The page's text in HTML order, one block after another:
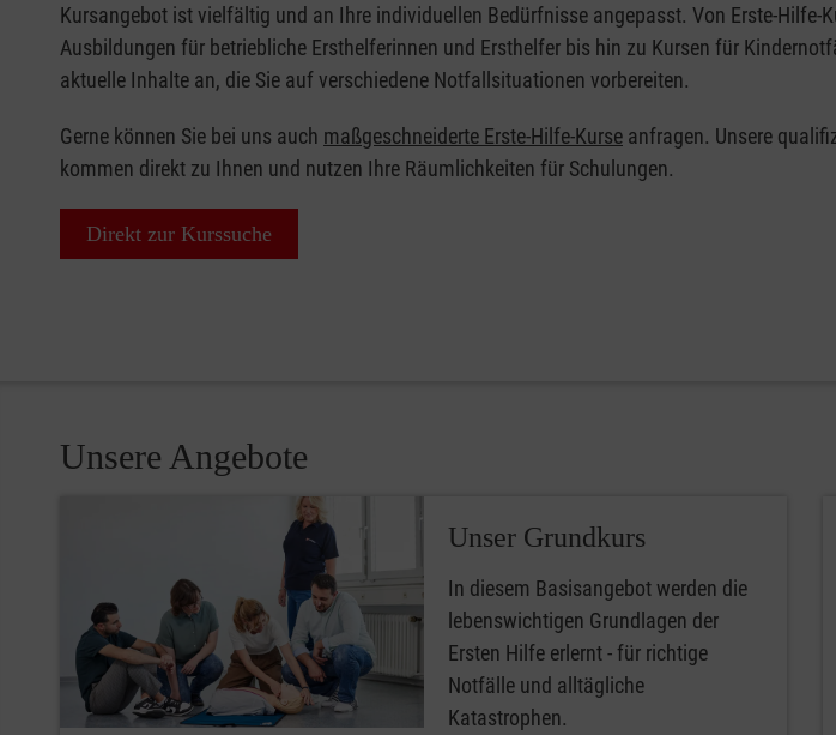
Kursangebot ist vielfältig und an Ihre individuellen Bedürfnisse angepasst. Von Erste-Hilfe-
Ausbildungen für betriebliche Ersthelferinnen und Ersthelfer bis hin zu Kursen für
aktuelle Inhalte an, die Sie auf verschiedene Notfallsituationen vorbereiten.
Gerne können Sie bei uns auch maßgeschneiderte Erste-Hilfe-Kurse anfragen. Unsere
kommen direkt zu Ihnen und nutzen Ihre Räumlichkeiten für Schulungen.
Direkt zur Kurssuche
Unsere Angebote
Unser Grundkurs
In diesem Basisangebot werden die
lebenswichtigen Grundlagen der
Ersten Hilfe erlernt - für richtige
Notfälle und alltägliche
Katastrophen.